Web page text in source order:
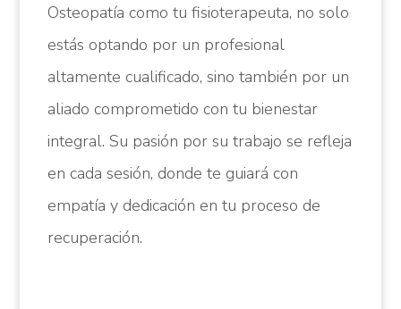
Osteopatía como tu fisioterapeuta, no solo
estás optando por un profesional
altamente cualificado, sino también por un
aliado comprometido con tu bienestar
integral. Su pasión por su trabajo se refleja
en cada sesión, donde te guiará con
empatía y dedicación en tu proceso de
recuperación.